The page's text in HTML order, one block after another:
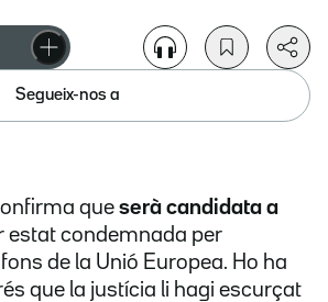
Segueix-nos a
que serà candidata a
estat condemnada per
de la Unió Europea. Ho ha
que la justícia li hagi escurçat